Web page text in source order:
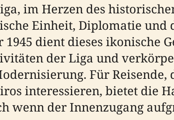
im Herzen des
Einheit, Diplomatie und
dient dieses ikonische
der Liga und
Für
interessieren, bietet die
wenn der Innenzugang